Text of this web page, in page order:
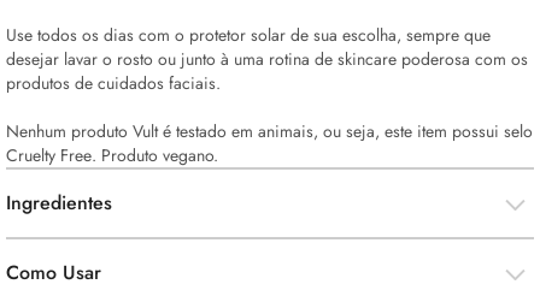
Use todos os dias com o protetor solar de sua escolha, sempre que
desejar lavar o rosto ou junto à uma rotina de skincare poderosa com os
produtos de cuidados faciais.
Nenhum produto Vult é testado em animais, ou seja, este item possui selo
Cruelty Free. Produto vegano.
Ingredientes
Como Usar